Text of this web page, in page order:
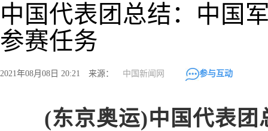
中国代表团总结：中国
参赛任务
2021年08月08日 20:21 来源： 中国新闻网 参与互动
(东京奥运)中国代表